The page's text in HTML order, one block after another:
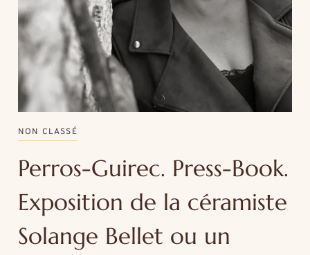
NON CLASSÉ
Perros-Guirec. Press-Book.
Exposition de la céramiste
Solange Bellet ou un